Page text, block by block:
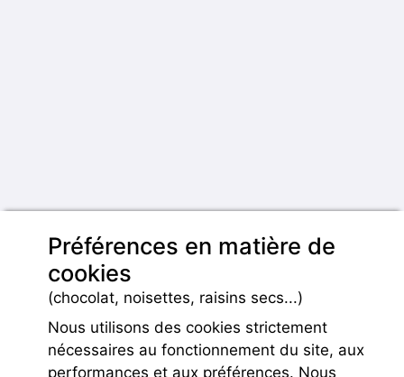
Préférences en matière de
cookies
(chocolat, noisettes, raisins secs...)
Nous utilisons des cookies strictement
nécessaires au fonctionnement du site, aux
performances et aux préférences. Nous